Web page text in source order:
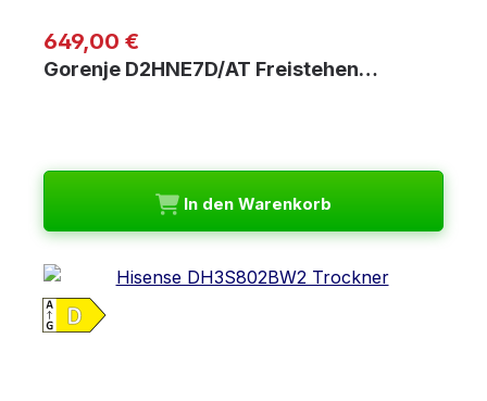
Regulärer Preis:
649,00 €
Gorenje D2HNE7D/AT Freistehen…
In den Warenkorb